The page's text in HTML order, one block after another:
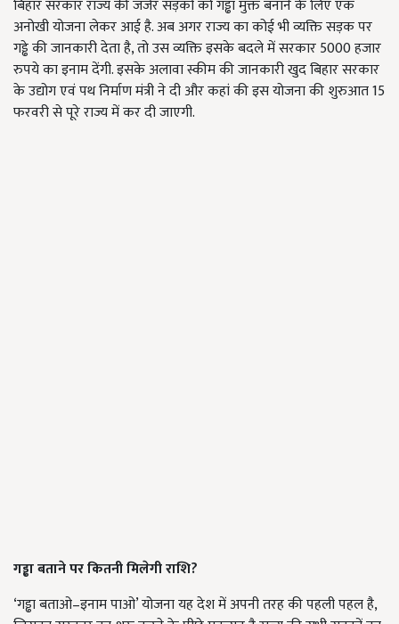
बिहार सरकार राज्य की जर्जर सड़कों को गड्ढा मुक्त बनाने के लिए एक
अनोखी योजना लेकर आई है. अब अगर राज्य का कोई भी व्यक्ति सड़क पर
गड्ढे की जानकारी देता है, तो उस व्यक्ति इसके बदले में सरकार 5000 हजार
रुपये का इनाम देंगी. इसके अलावा स्कीम की जानकारी खुद बिहार सरकार
के उद्योग एवं पथ निर्माण मंत्री ने दी और कहां की इस योजना की शुरुआत 15
फरवरी से पूरे राज्य में कर दी जाएगी.
गड्ढा बताने पर कितनी मिलेगी राशि?
‘गड्ढा बताओ–इनाम पाओ’ योजना यह देश में अपनी तरह की पहली पहल है,